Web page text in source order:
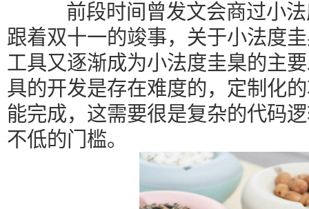
前段时间曾发文会商过小法
跟着双十一的竣事，关于小法度
工具又逐渐成为小法度圭臬的主
具的开发是存在难度的，定制化
能完成，这需要很是复杂的代码
不低的门槛。